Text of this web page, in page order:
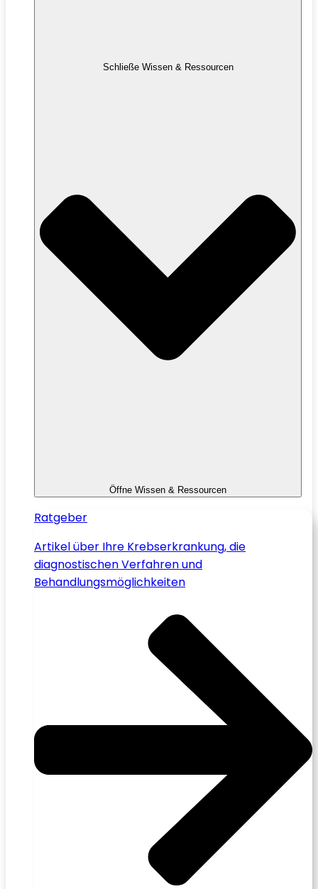
Schließe Wissen & Ressourcen
Öffne Wissen & Ressourcen
Ratgeber
Artikel über Ihre Krebserkrankung, die
diagnostischen Verfahren und
Behandlungsmöglichkeiten